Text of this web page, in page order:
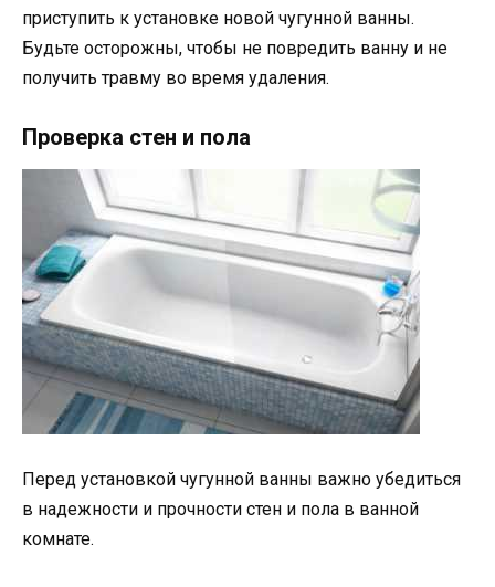
приступить к установке новой чугунной ванны.
Будьте осторожны, чтобы не повредить ванну и не
получить травму во время удаления.
Проверка стен и пола
Перед установкой чугунной ванны важно убедиться
в надежности и прочности стен и пола в ванной
комнате.